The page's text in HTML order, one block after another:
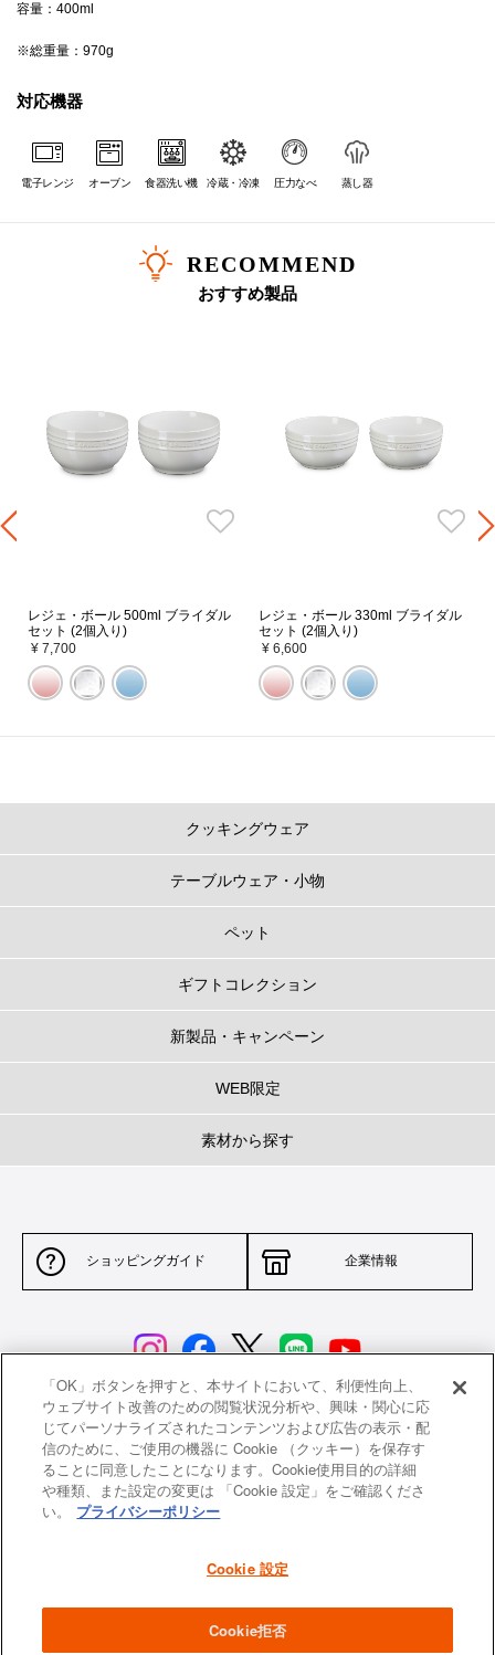
容量：400ml
※総重量：970g
対応機器
電子レンジ オーブン 食器洗い機 冷蔵・冷凍 圧力なべ 蒸し器
RECOMMEND
おすすめ製品
レジェ・ボール 500ml ブライダル
セット (2個入り)
¥ 7,700
レジェ・ボール 330ml ブライダル
セット (2個入り)
¥ 6,600
クッキングウェア
テーブルウェア・小物
ペット
ギフトコレクション
新製品・キャンペーン
WEB限定
素材から探す
ショッピングガイド 企業情報
サイトポリシー 特定商取引法に基づく表示
並行輸入品について 個人情報保護方針
返品について
よくあるご質問 お問い合わせ
「OK」ボタンを押すと、本サイトにおいて、利便性向上、
ウェブサイト改善のための閲覧状況分析や、興味・関心に応
じてパーソナライズされたコンテンツおよび広告の表示・配
信のために、ご使用の機器に Cookie （クッキー）を保存す
ることに同意したことになります。Cookie使用目的の詳細
や種類、また設定の変更は 「Cookie 設定」をご確認くださ
い。
プライバシーポリシー
Cookie 設定
Cookie拒否